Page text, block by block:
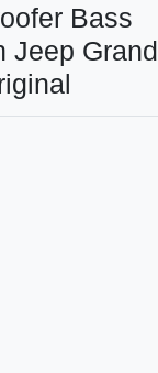
Bass
Jeep Grand